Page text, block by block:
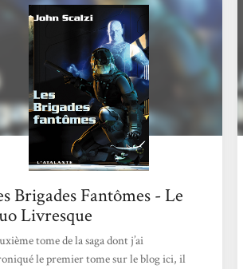
Brigades Fantômes - Le
Livresque
tome de la saga dont j’ai
le premier tome sur le blog ici, il